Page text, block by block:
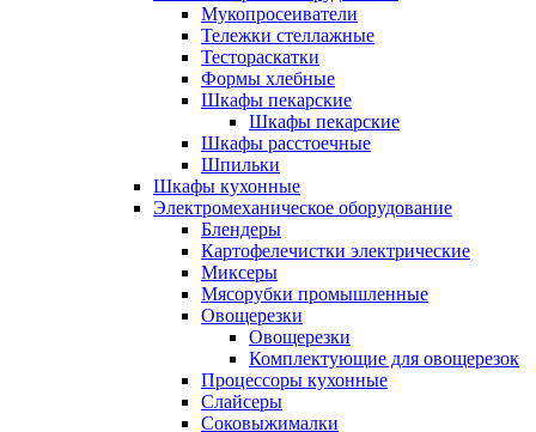
Мукопросеиватели
Тележки стеллажные
Тестораскатки
Формы хлебные
Шкафы пекарские
Шкафы пекарские
Шкафы расстоечные
Шпильки
Шкафы кухонные
Электромеханическое оборудование
Блендеры
Картофелечистки электрические
Миксеры
Мясорубки промышленные
Овощерезки
Овощерезки
Комплектующие для овощерезок
Процессоры кухонные
Слайсеры
Соковыжималки